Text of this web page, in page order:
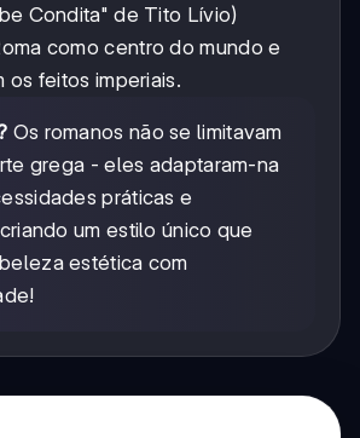
Condita" de Tito Lívio)
como centro do mundo e
os feitos imperiais.
Os romanos não se limitavam
grega - eles adaptaram-na
práticas e
um estilo único que
estética com